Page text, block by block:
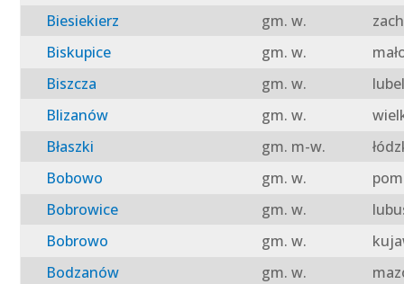
Biesiekierz
gm. w.
Biskupice
gm. w.
Biszcza
gm. w.
Blizanów
gm. w.
Błaszki
gm. m-w.
Bobowo
gm. w.
Bobrowice
gm. w.
Bobrowo
gm. w.
Bodzanów
gm. w.